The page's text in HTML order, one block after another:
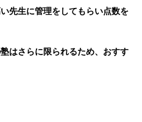
先生に管理をしてもらい点数を
はさらに限られるため、おすす